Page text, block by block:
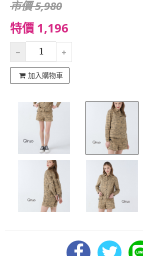
市價 5,980
特價 1,196
加入購物車